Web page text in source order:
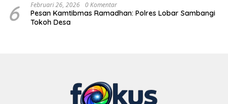
6 Februari 26, 2026 0 Komentar
Pesan Kamtibmas Ramadhan: Polres Lobar Sambangi
Tokoh Desa